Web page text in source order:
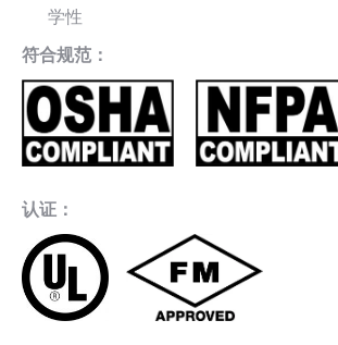
学性
符合规范：
认证：